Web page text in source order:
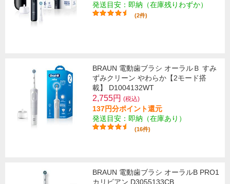
発送目安：即納（在庫残りわずか）
(2件)
BRAUN 電動歯ブラシ オーラルＢ すみ
ずみクリーン やわらか【2モード搭
載】 D1004132WT
2,755円 (税込)
137円分ポイント還元
発送目安：即納（在庫あり）
(16件)
BRAUN 電動歯ブラシ オーラルB PRO1
カリビアン D3055133CB